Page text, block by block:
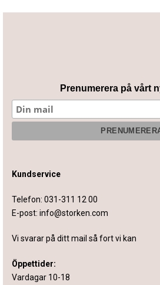
Prenumerera på vårt
Kundservice
Telefon: 031-311 12 00
E-post: info@storken.com
Vi svarar på ditt mail så fort vi kan
Öppettider:
Vardagar 10-18